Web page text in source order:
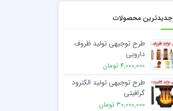
جدیدترین محصولات
طرح توجیهی تولید ظروف
دارویی
4,000,000 تومان
طرح توجیهی تولید الکترود
گرافیتی
30,000,000 تومان